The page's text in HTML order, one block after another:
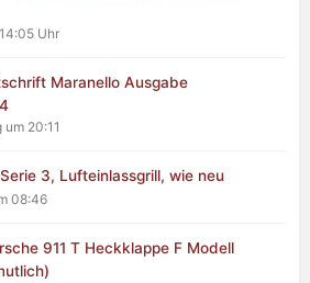
Uhr
Maranello Ausgabe
um 20:11
3, Lufteinlassgrill, wie neu
08:46
911 T Heckklappe F Modell